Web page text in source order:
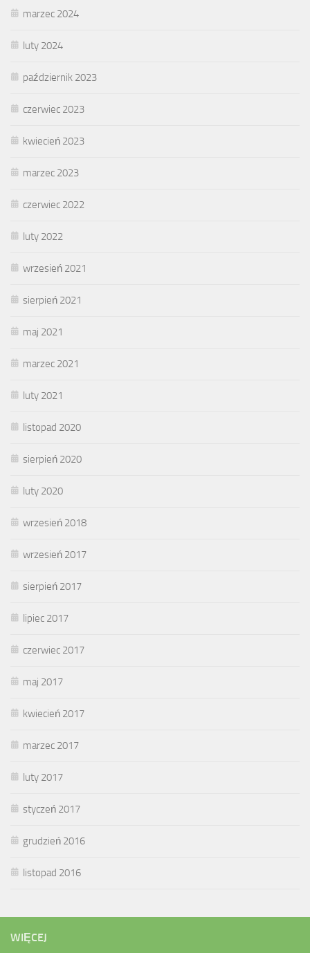
marzec 2024
luty 2024
październik 2023
czerwiec 2023
kwiecień 2023
marzec 2023
czerwiec 2022
luty 2022
wrzesień 2021
sierpień 2021
maj 2021
marzec 2021
luty 2021
listopad 2020
sierpień 2020
luty 2020
wrzesień 2018
wrzesień 2017
sierpień 2017
lipiec 2017
czerwiec 2017
maj 2017
kwiecień 2017
marzec 2017
luty 2017
styczeń 2017
grudzień 2016
listopad 2016
WIĘCEJ